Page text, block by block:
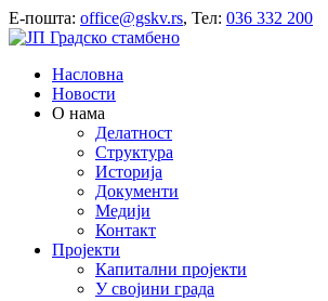
E-пошта: office@gskv.rs, Тел: 036 332 200
Насловна
Новости
О нама
Делатност
Структура
Историја
Документи
Медији
Контакт
Пројекти
Капитални пројекти
У својини града